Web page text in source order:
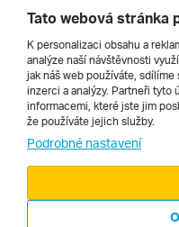
7 583 Kč
Cestopisy
Tato webová stránka
K personalizaci obsahu a
analýze naší návštěvnosti
jak náš web používáte,
inzerci a analýzy. Partneři tyto
informacemi, které jste jim
že používáte jejich služby.
Podrobné nastavení